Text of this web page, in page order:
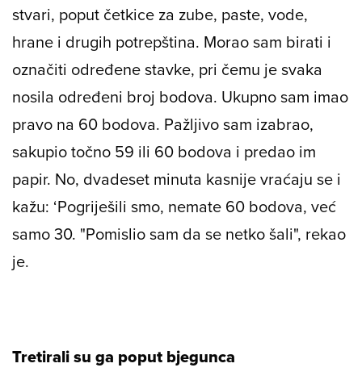
stvari, poput četkice za zube, paste, vode,
hrane i drugih potrepština. Morao sam birati i
označiti određene stavke, pri čemu je svaka
nosila određeni broj bodova. Ukupno sam imao
pravo na 60 bodova. Pažljivo sam izabrao,
sakupio točno 59 ili 60 bodova i predao im
papir. No, dvadeset minuta kasnije vraćaju se i
kažu: ‘Pogriješili smo, nemate 60 bodova, već
samo 30. "Pomislio sam da se netko šali", rekao
je.
Tretirali su ga poput bjegunca